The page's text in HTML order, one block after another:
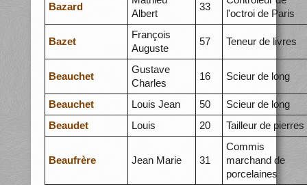
Bazard
Albert
33
l'octroi de Paris
Bazet
François
Auguste
57 Teneur de livres
Beauchet
Gustave
Charles
16 Scieur de long
Beauchet Louis Jean 50
Scieur de long
Beaudet
Louis 20 Tailleur de pierres
Beaufrère Jean Marie 31
Commis
marchand de
porcelaines